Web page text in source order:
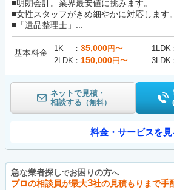
■明朗会計。業界最安値に挑みます。
■女性スタッフがきめ細やかに対応します。
■「遺品整理士」...
基本料金 1K 35,000円〜 1LDK
2LDK
150,000円〜 3LDK
ネットで見積・
相談する （無料）
料金・サービスを見
急な業者探しでお困りの方へ
プロの相談員が最大3社の見積もりまで手